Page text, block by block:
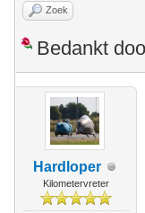
Zoek
Bedankt
Hardloper
Kilometervreter